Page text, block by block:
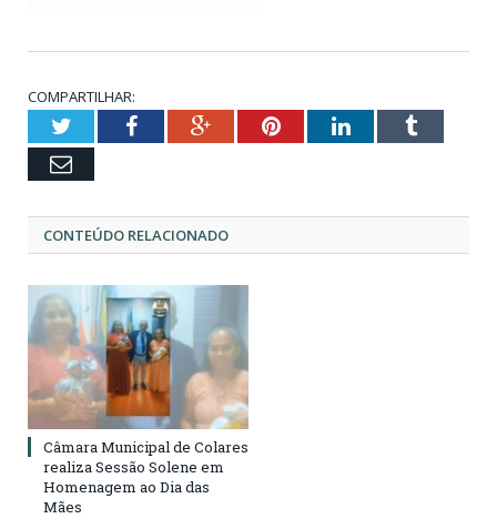
COMPARTILHAR:
TwitterFacebookGoogle+PinterestLinkedInTumblr
Email
CONTEÚDO RELACIONADO
Câmara Municipal de Colares
realiza Sessão Solene em
Homenagem ao Dia das
Mães